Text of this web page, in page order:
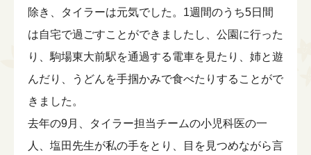
除き、タイラーは元気でした。1週間のうち5日間
は自宅で過ごすことができましたし、公園に行った
り、駒場東大前駅を通過する電車を見たり、姉と遊
んだり、うどんを手掴かみで食べたりすることがで
きました。
去年の9月、タイラー担当チームの小児科医の一
人、塩田先生が私の手をとり、目を見つめながら言